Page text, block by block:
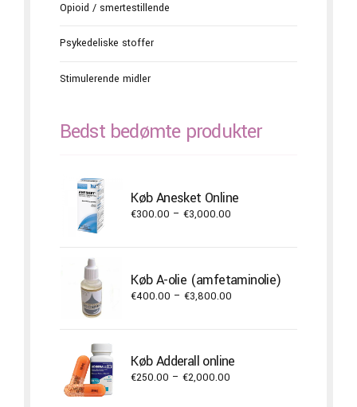
Opioid / smertestillende
Psykedeliske stoffer
Stimulerende midler
Bedst bedømte produkter
Køb Anesket Online
€300.00 – €3,000.00
€3,000.00
Køb A-olie (amfetaminolie)
€400.00 – €3,800.00
€3,800.00
Køb Adderall online
€250.00 – €2,000.00